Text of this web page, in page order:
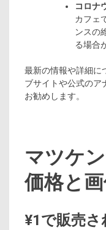
コロナ
カフェ
ンスの
る場合
最新の情報や詳細に
ブサイトや公式のア
お勧めします。
マツケ
価格と
¥1で販売